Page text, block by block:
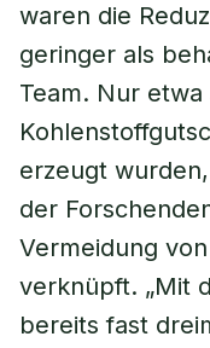
waren die
geringer als
Team. Nur
erzeugt
der
Vermeidung
verknüpft. „Mit
bereits fast